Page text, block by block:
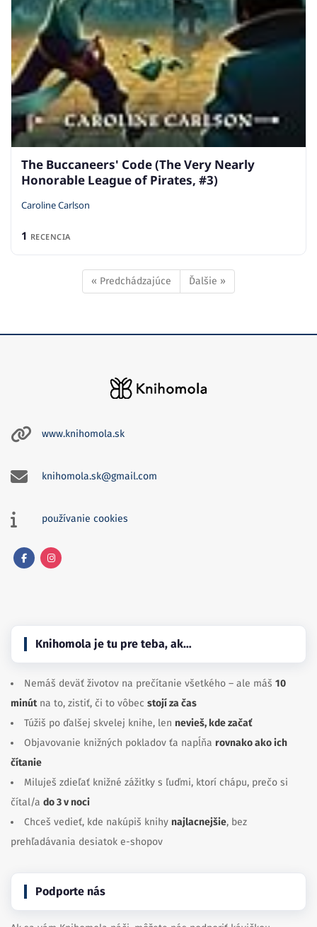
The Buccaneers' Code (The Very Nearly
Honorable League of Pirates, #3)
Caroline Carlson
1 RECENCIA
« Predchádzajúce Ďalšie »
www.knihomola.sk
knihomola.sk@gmail.com
používanie cookies
Knihomola je tu pre teba, ak…
Nemáš deväť životov na prečítanie všetkého – ale máš 10
minútna to, zistiť, či to vôbec stojí za čas
Túžiš po ďalšej skvelej knihe, len nevieš, kde začať
Objavovanie knižných pokladov ťa napĺňa rovnako ako ich
čítanie
Miluješ zdieľať knižné zážitky s ľuďmi, ktorí chápu, prečo si
čítal/a do 3 v noci
Chceš vedieť, kde nakúpiš knihy najlacnejšie, bez
prehľadávania desiatok e-shopov
Podporte nás